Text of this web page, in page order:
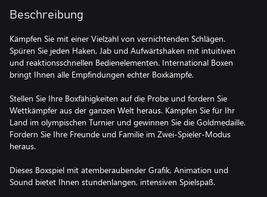
Beschreibung
Kämpfen Sie mit einer Vielzahl von vernichtenden Schlägen.
Spüren Sie jeden Haken, Jab und Aufwärtshaken mit intuitiven
und reaktionsschnellen Bedienelementen. International Boxen
bringt Ihnen alle Empfindungen echter Boxkämpfe.
Stellen Sie Ihre Boxfähigkeiten auf die Probe und fordern Sie
Wettkämpfer aus der ganzen Welt heraus. Kämpfen Sie für Ihr
Land im olympischen Turnier und gewinnen Sie die Goldmedaille.
Fordern Sie Ihre Freunde und Familie im Zwei-Spieler-Modus
heraus.
Dieses Boxspiel mit atemberaubender Grafik, Animation und
Sound bietet Ihnen stundenlangen, intensiven Spielspaß.